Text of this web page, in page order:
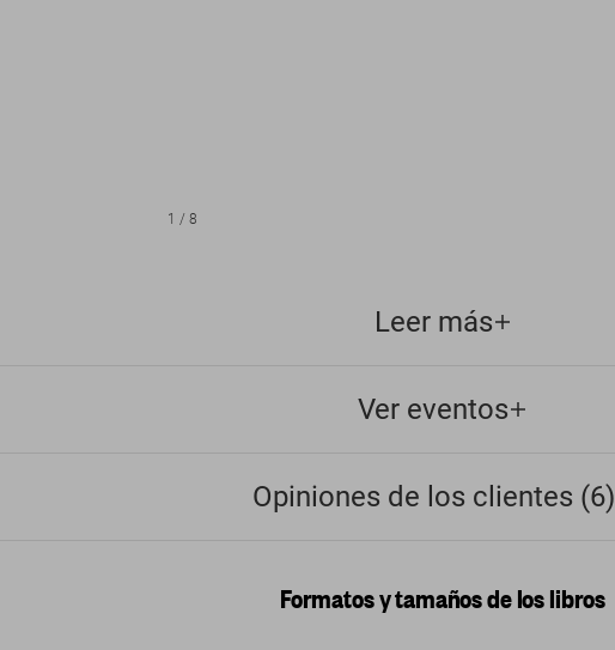
1 /8
Leer más
Ver eventos
Opiniones de los clientes (6)
Formatos y tamaños de los libros